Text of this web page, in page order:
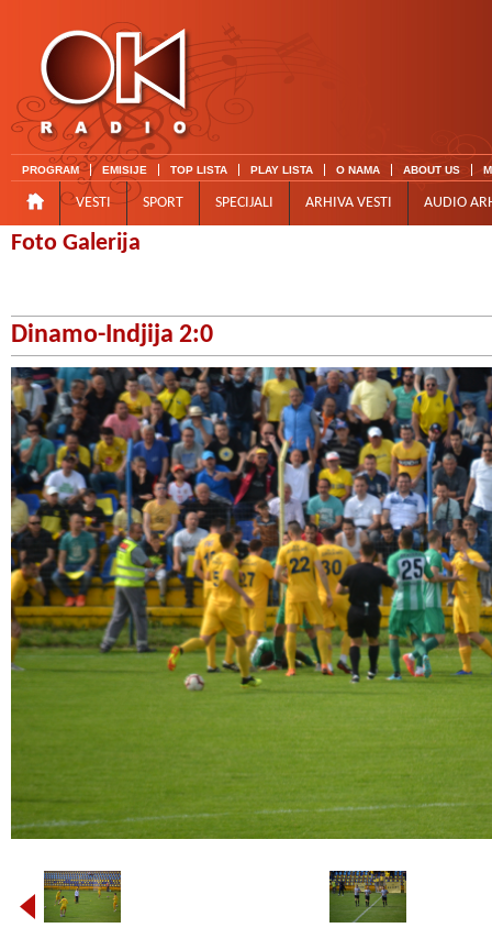
PROGRAM EMISIJE TOP LISTA PLAY LISTA O NAMA ABOUT US
VESTI SPORT SPECIJALI ARHIVA VESTI AUDIO
Foto Galerija
Dinamo-Indjija 2:0